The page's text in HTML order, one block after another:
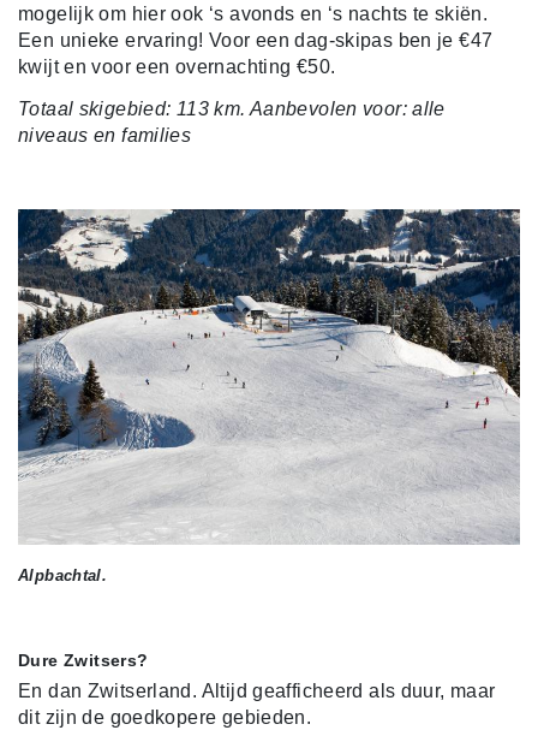
mogelijk om hier ook ‘s avonds en ‘s nachts te skiën.
Een unieke ervaring! Voor een dag-skipas ben je €47
kwijt en voor een overnachting €50.
Totaal skigebied: 113 km. Aanbevolen voor: alle
niveaus en families
Alpbachtal.
Dure Zwitsers?
En dan Zwitserland. Altijd geafficheerd als duur, maar
dit zijn de goedkopere gebieden.